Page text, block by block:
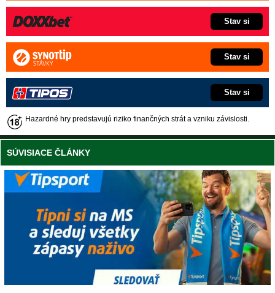
Stav si
Stav si
Stav si
Hazardné hry predstavujú riziko finančných strát a vzniku závislosti.
SÚVISIACE ČLÁNKY